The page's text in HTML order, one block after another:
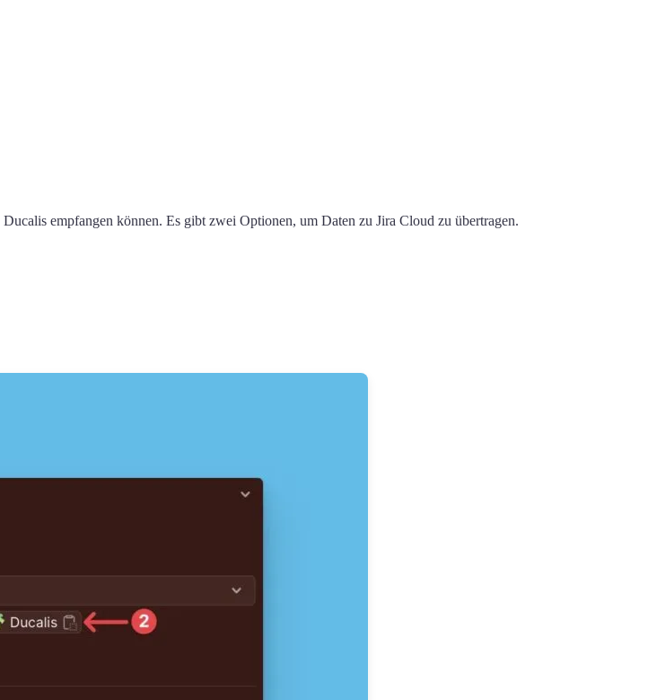
Ducalis empfangen können. Es gibt zwei Optionen, um Daten zu Jira Cloud zu übertragen.